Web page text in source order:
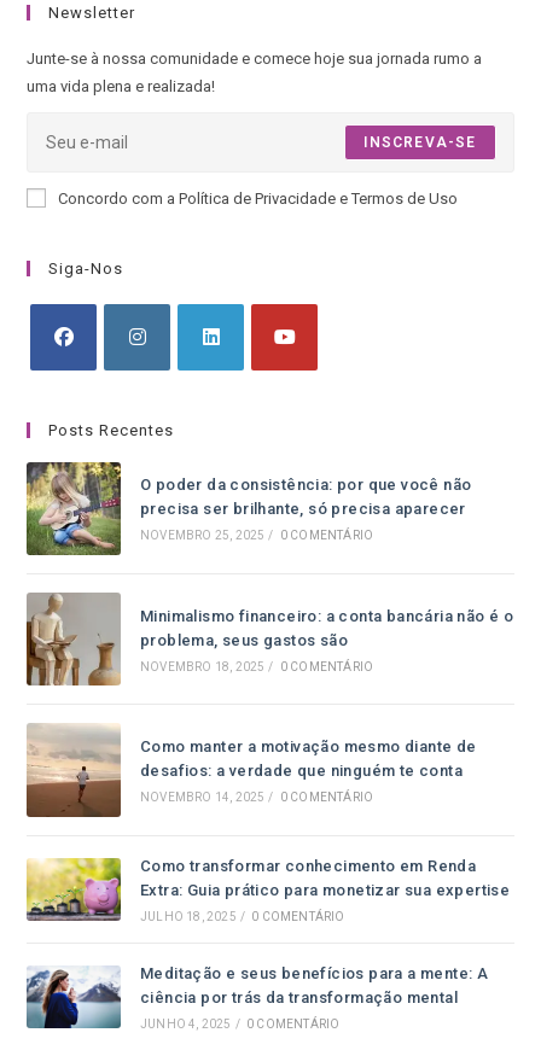
Newsletter
Junte-se à nossa comunidade e comece hoje sua jornada rumo a
uma vida plena e realizada!
INSCREVA-SE
Concordo com a Política de Privacidade e Termos de Uso
Siga-Nos
Posts Recentes
O poder da consistência: por que você não
precisa ser brilhante, só precisa aparecer
NOVEMBRO 25, 2025 / 0 COMENTÁRIO
Minimalismo financeiro: a conta bancária não é o
problema, seus gastos são
NOVEMBRO 18, 2025 / 0 COMENTÁRIO
Como manter a motivação mesmo diante de
desafios: a verdade que ninguém te conta
NOVEMBRO 14, 2025 / 0 COMENTÁRIO
Como transformar conhecimento em Renda
Extra: Guia prático para monetizar sua expertise
JULHO 18, 2025 / 0 COMENTÁRIO
Meditação e seus benefícios para a mente: A
ciência por trás da transformação mental
JUNHO 4, 2025 / 0 COMENTÁRIO